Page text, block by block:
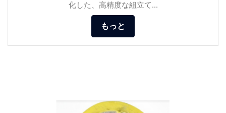
化した、高精度な組立て...
もっと